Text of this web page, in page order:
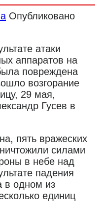
Опубликовано
атаки
аппаратов на
повреждена
возгорание
29 мая,
Гусев в
пять вражеских
силами
в небе над
падения
в одном из
единиц